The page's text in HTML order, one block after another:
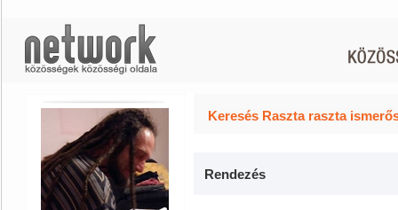
Keresés Raszta raszta
Rendezés